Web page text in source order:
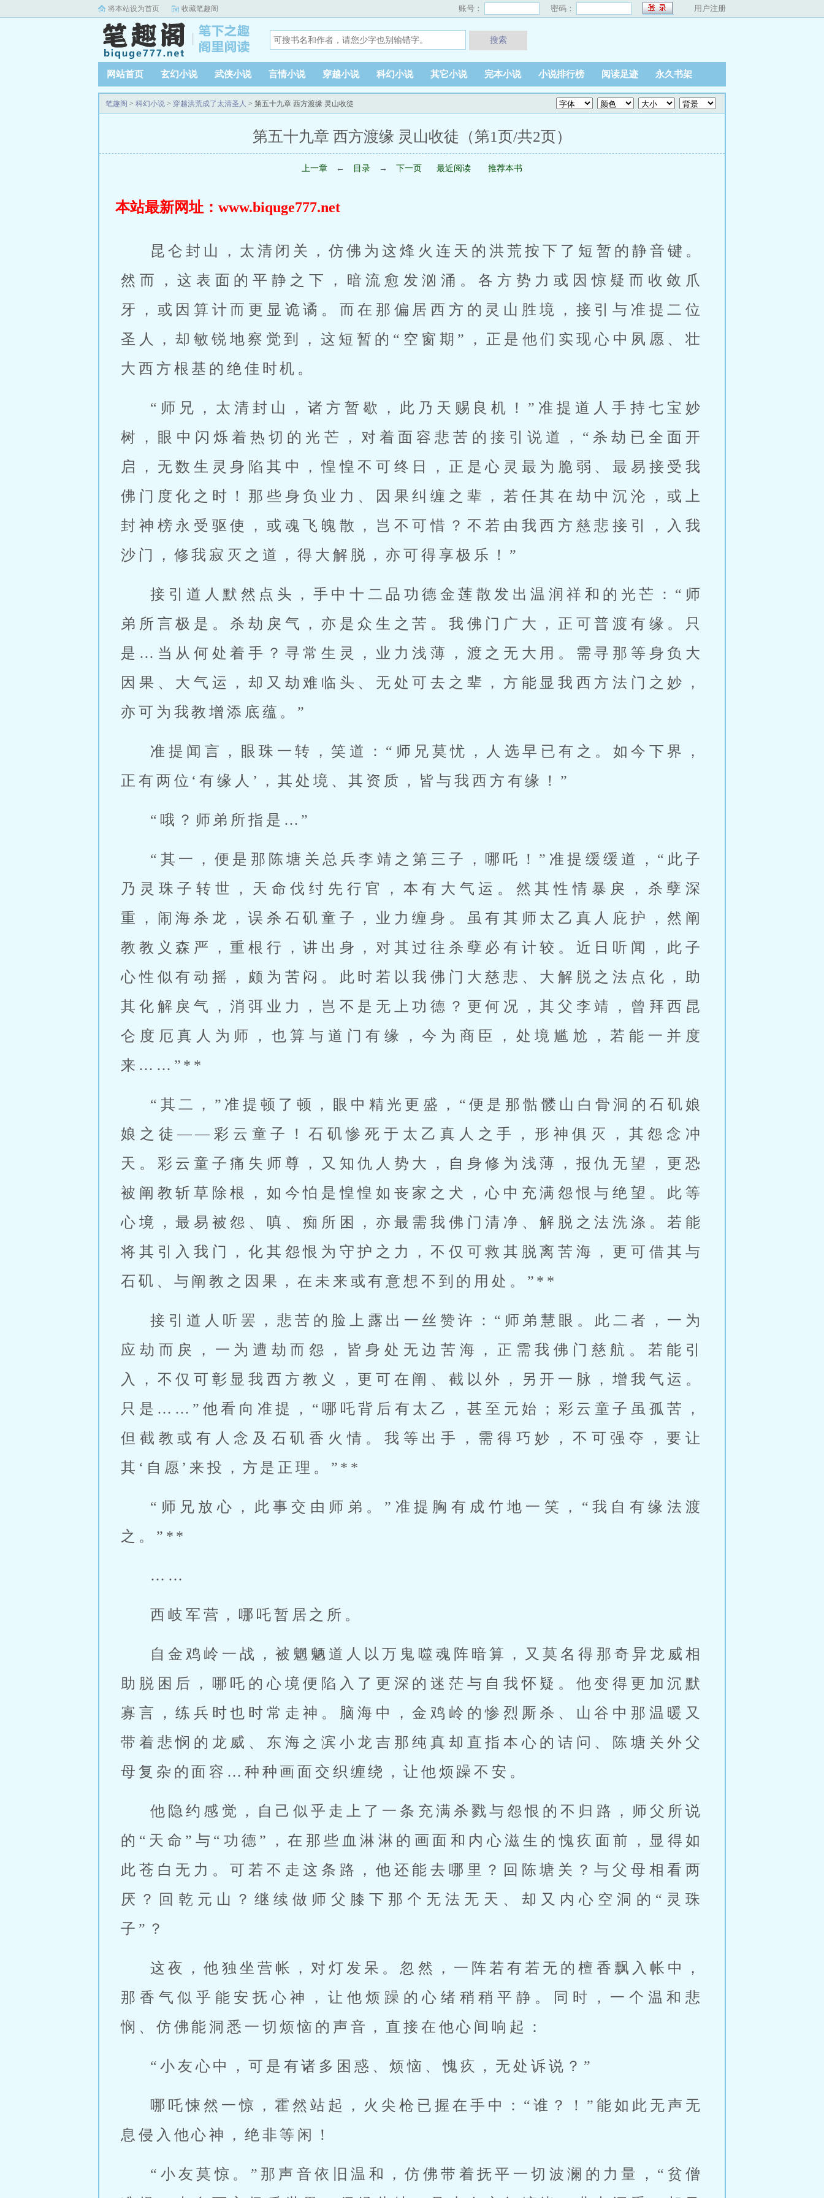
将本站设为首页 收藏笔趣阁 账号： 密码： 用户注册
搜索
网站首页 玄幻小说 武侠小说 言情小说 穿越小说 科幻小说 其它小说 完本小说 小说排行榜 阅读足迹 永久书架
笔趣阁 > 科幻小说 > 穿越洪荒成了太清圣人 > 第五十九章 西方渡缘 灵山收徒
第五十九章 西方渡缘 灵山收徒（第1页/共2页）
上一章 ← 目录 → 下一页 最近阅读 推荐本书
本站最新网址：www.biquge777.net
昆仑封山，太清闭关，仿佛为这烽火连天的洪荒按下了短暂的静音键。
然而，这表面的平静之下，暗流愈发汹涌。各方势力或因惊疑而收敛爪
牙，或因算计而更显诡谲。而在那偏居西方的灵山胜境，接引与准提二位
圣人，却敏锐地察觉到，这短暂的“空窗期”，正是他们实现心中夙愿、壮
大西方根基的绝佳时机。
“师兄，太清封山，诸方暂歇，此乃天赐良机！”准提道人手持七宝妙
树，眼中闪烁着热切的光芒，对着面容悲苦的接引说道，“杀劫已全面开
启，无数生灵身陷其中，惶惶不可终日，正是心灵最为脆弱、最易接受我
佛门度化之时！那些身负业力、因果纠缠之辈，若任其在劫中沉沦，或上
封神榜永受驱使，或魂飞魄散，岂不可惜？不若由我西方慈悲接引，入我
沙门，修我寂灭之道，得大解脱，亦可得享极乐！”
接引道人默然点头，手中十二品功德金莲散发出温润祥和的光芒：“师
弟所言极是。杀劫戾气，亦是众生之苦。我佛门广大，正可普渡有缘。只
是…当从何处着手？寻常生灵，业力浅薄，渡之无大用。需寻那等身负大
因果、大气运，却又劫难临头、无处可去之辈，方能显我西方法门之妙，
亦可为我教增添底蕴。”
准提闻言，眼珠一转，笑道：“师兄莫忧，人选早已有之。如今下界，
正有两位‘有缘人’，其处境、其资质，皆与我西方有缘！”
“哦？师弟所指是…”
“其一，便是那陈塘关总兵李靖之第三子，哪吒！”准提缓缓道，“此子
乃灵珠子转世，天命伐纣先行官，本有大气运。然其性情暴戾，杀孽深
重，闹海杀龙，误杀石矶童子，业力缠身。虽有其师太乙真人庇护，然阐
教教义森严，重根行，讲出身，对其过往杀孽必有计较。近日听闻，此子
心性似有动摇，颇为苦闷。此时若以我佛门大慈悲、大解脱之法点化，助
其化解戾气，消弭业力，岂不是无上功德？更何况，其父李靖，曾拜西昆
仑度厄真人为师，也算与道门有缘，今为商臣，处境尴尬，若能一并度
来……”**
“其二，”准提顿了顿，眼中精光更盛，“便是那骷髅山白骨洞的石矶娘
娘之徒——彩云童子！石矶惨死于太乙真人之手，形神俱灭，其怨念冲
天。彩云童子痛失师尊，又知仇人势大，自身修为浅薄，报仇无望，更恐
被阐教斩草除根，如今怕是惶惶如丧家之犬，心中充满怨恨与绝望。此等
心境，最易被怨、嗔、痴所困，亦最需我佛门清净、解脱之法洗涤。若能
将其引入我门，化其怨恨为守护之力，不仅可救其脱离苦海，更可借其与
石矶、与阐教之因果，在未来或有意想不到的用处。”**
接引道人听罢，悲苦的脸上露出一丝赞许：“师弟慧眼。此二者，一为
应劫而戾，一为遭劫而怨，皆身处无边苦海，正需我佛门慈航。若能引
入，不仅可彰显我西方教义，更可在阐、截以外，另开一脉，增我气运。
只是……”他看向准提，“哪吒背后有太乙，甚至元始；彩云童子虽孤苦，
但截教或有人念及石矶香火情。我等出手，需得巧妙，不可强夺，要让
其‘自愿’来投，方是正理。”**
“师兄放心，此事交由师弟。”准提胸有成竹地一笑，“我自有缘法渡
之。”**
……
西岐军营，哪吒暂居之所。
自金鸡岭一战，被魍魉道人以万鬼噬魂阵暗算，又莫名得那奇异龙威相
助脱困后，哪吒的心境便陷入了更深的迷茫与自我怀疑。他变得更加沉默
寡言，练兵时也时常走神。脑海中，金鸡岭的惨烈厮杀、山谷中那温暖又
带着悲悯的龙威、东海之滨小龙吉那纯真却直指本心的诘问、陈塘关外父
母复杂的面容…种种画面交织缠绕，让他烦躁不安。
他隐约感觉，自己似乎走上了一条充满杀戮与怨恨的不归路，师父所说
的“天命”与“功德”，在那些血淋淋的画面和内心滋生的愧疚面前，显得如
此苍白无力。可若不走这条路，他还能去哪里？回陈塘关？与父母相看两
厌？回乾元山？继续做师父膝下那个无法无天、却又内心空洞的“灵珠
子”？
这夜，他独坐营帐，对灯发呆。忽然，一阵若有若无的檀香飘入帐中，
那香气似乎能安抚心神，让他烦躁的心绪稍稍平静。同时，一个温和悲
悯、仿佛能洞悉一切烦恼的声音，直接在他心间响起：
“小友心中，可是有诸多困惑、烦恼、愧疚，无处诉说？”
哪吒悚然一惊，霍然站起，火尖枪已握在手中：“谁？！”能如此无声无
息侵入他心神，绝非等闲！
“小友莫惊。”那声音依旧温和，仿佛带着抚平一切波澜的力量，“贫僧